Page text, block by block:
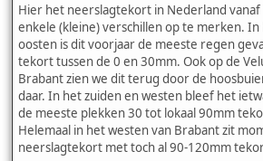
Hier het neerslagtekort in Nederland vanaf
enkele (kleine) verschillen op te merken.
oosten is dit voorjaar de meeste regen
tekort tussen de 0 en 30mm. Ook op de
Brabant zien we dit terug door de
daar. In het zuiden en westen bleef het
de meeste plekken 30 tot lokaal 90mm
Helemaal in het westen van Brabant zit
neerslagtekort met toch al 90-120mm